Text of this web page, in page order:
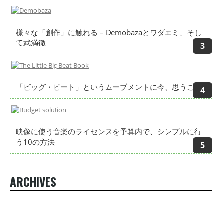
様々な「創作」に触れる – Demobazaとワダエミ、そし
て武満徹
「ビッグ・ビート」というムーブメントに今、思うこと
映像に使う音楽のライセンスを予算内で、シンプルに行
う10の方法
ARCHIVES